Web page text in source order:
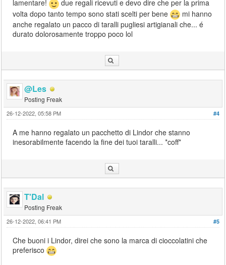
lamentare!
due regali ricevuti e devo dire che per la prima
volta dopo tanto tempo sono stati scelti per bene
mi hanno
anche regalato un pacco di taralli pugliesi artigianali che... é
durato dolorosamente troppo poco lol
@Les
Posting Freak
#4
26-12-2022, 05:58 PM
A me hanno regalato un pacchetto di Lindor che stanno
inesorabilmente facendo la fine dei tuoi taralli... *coff*
T'Dal
Posting Freak
#5
26-12-2022, 06:41 PM
Che buoni i Lindor, direi che sono la marca di cioccolatini che
preferisco